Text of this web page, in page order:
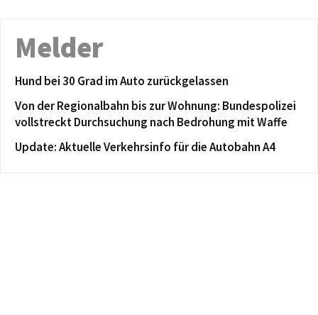
Melder
Hund bei 30 Grad im Auto zurückgelassen
Von der Regionalbahn bis zur Wohnung: Bundespolizei
vollstreckt Durchsuchung nach Bedrohung mit Waffe
Update: Aktuelle Verkehrsinfo für die Autobahn A4